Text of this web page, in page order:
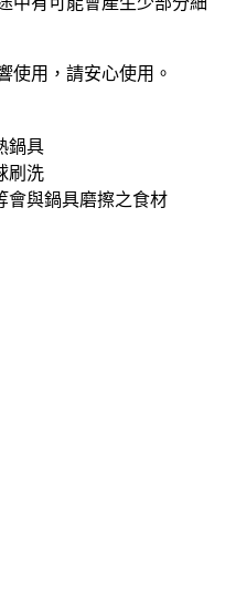
使用，請安心使用。
鍋具
刷洗
會與鍋具磨擦之食材